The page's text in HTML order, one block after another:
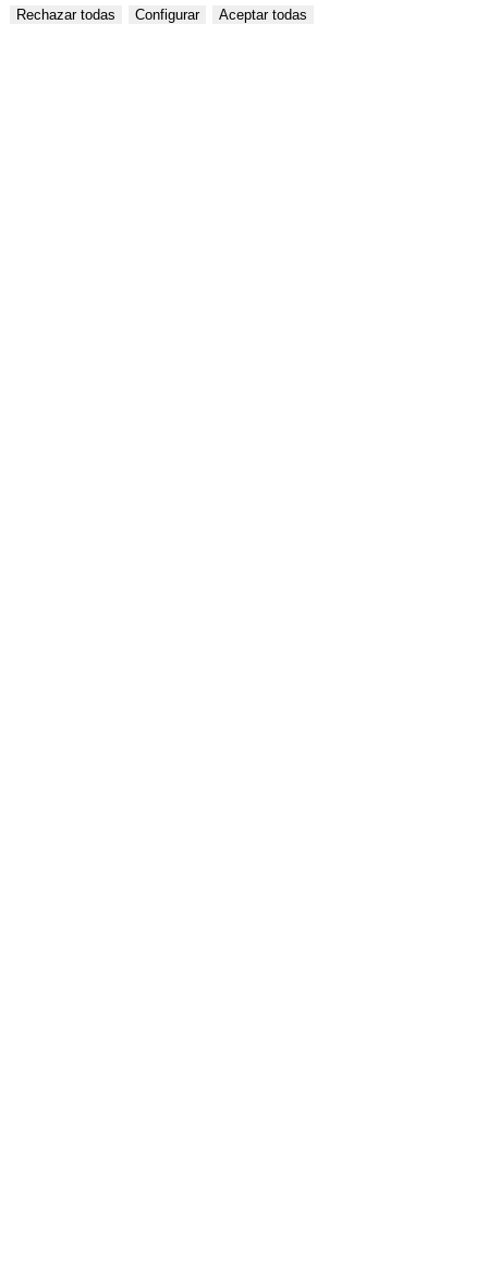
Rechazar todas Configurar Aceptar todas